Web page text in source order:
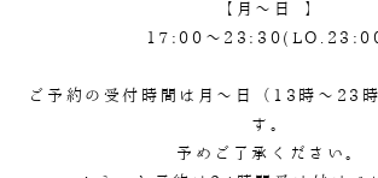
【月～日 】
17:00～
ご予約の受付時間は月～日（13時～23
す。
予めご了承ください。